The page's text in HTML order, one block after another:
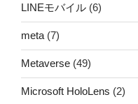
LINEモバイル (6)
meta(7)
Metaverse (49)
Microsoft HoloLens (2)